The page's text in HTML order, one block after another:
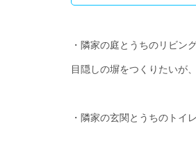
・隣家の庭とうちのリビン
目隠しの塀をつくりたいが
・隣家の玄関とうちのトイ